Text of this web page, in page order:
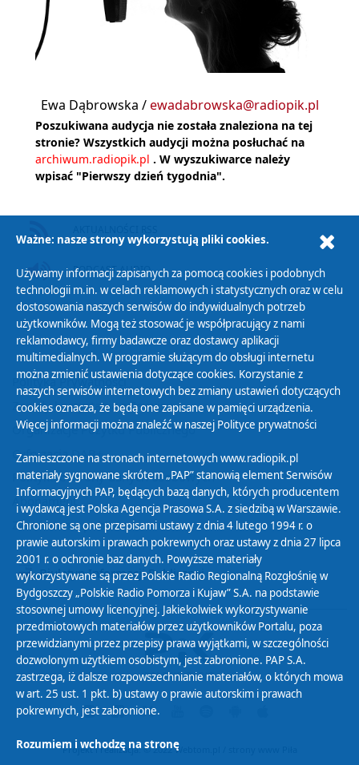
Ewa Dąbrowska / ewadabrowska@radiopik.pl
Poszukiwana audycja nie została znaleziona na tej
stronie? Wszystkich audycji można posłuchać na
archiwum.radiopik.pl . W wyszukiwarce należy
wpisać "Pierwszy dzień tygodnia".
PODCAST AUDIO
Polityka Prywatności
Zasady korzystania z Serwisu
Organizacje Pożytku Publicznego
Cyfryzacja DAB+
Polityka ochrony danych osobowych
Abonament
Zamówienia publiczne
Biuletyn Informacji Publicznej
Projekt i realizacja: © 2022Webtom.pl
Ważne: nasze strony wykorzystują pliki cookies.
Używamy informacji zapisanych za pomocą cookies i podobnych
technologii m.in. w celach reklamowych i statystycznych oraz w celu
dostosowania naszych serwisów do indywidualnych potrzeb
użytkowników. Mogą też stosować je współpracujący z nami
reklamodawcy, firmy badawcze oraz dostawcy aplikacji
multimedialnych. W programie służącym do obsługi internetu
można zmienić ustawienia dotyczące cookies. Korzystanie z
naszych serwisów internetowych bez zmiany ustawień dotyczących
cookies oznacza, że będą one zapisane w pamięci urządzenia.
Więcej informacji można znaleźć w naszej Polityce prywatności
Zamieszczone na stronach internetowych www.radiopik.pl
materiały sygnowane skrótem „PAP” stanowią element Serwisów
Informacyjnych PAP, będących bazą danych, których producentem
i wydawcą jest Polska Agencja Prasowa S.A. z siedzibą w Warszawie.
Chronione są one przepisami ustawy z dnia 4 lutego 1994 r. o
prawie autorskim i prawach pokrewnych oraz ustawy z dnia 27 lipca
2001 r. o ochronie baz danych. Powyższe materiały
wykorzystywane są przez Polskie Radio Regionalną Rozgłośnię w
Bydgoszczy „Polskie Radio Pomorza i Kujaw” S.A. na podstawie
stosownej umowy licencyjnej. Jakiekolwiek wykorzystywanie
przedmiotowych materiałów przez użytkowników Portalu, poza
przewidzianymi przez przepisy prawa wyjątkami, w szczególności
dozwolonym użytkiem osobistym, jest zabronione. PAP S.A.
zastrzega, iż dalsze rozpowszechnianie materiałów, o których mowa
w art. 25 ust. 1 pkt. b) ustawy o prawie autorskim i prawach
pokrewnych, jest zabronione.
Rozumiem i wchodzę na stronę